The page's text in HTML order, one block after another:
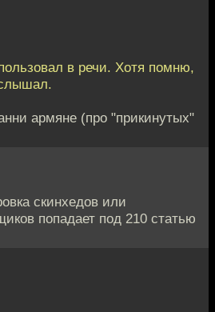
в речи. Хотя помню,
армяне (про "прикинутых"
скинхедов или
попадает под 210 статью